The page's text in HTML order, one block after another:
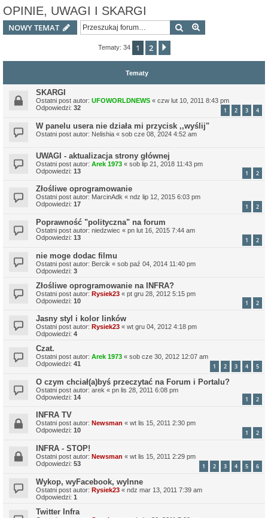
OPINIE, UWAGI I SKARGI
NOWY TEMAT Szukaj
Tematy: 34 1 2
Tematy
SKARGI
Ostatni post autor: UFOWORLDNEWS « czw lut 10, 2011 8:43 pm
Odpowiedzi: 32 1 2 3 4
W panelu usera nie działa mi przycisk ,,wyślij"
Ostatni post autor: Nelishia « sob cze 08, 2024 4:52 am
UWAGI - aktualizacja strony głównej
Ostatni post autor: Arek 1973 « sob lip 21, 2018 11:43 pm
Odpowiedzi: 13 1 2
Złośliwe oprogramowanie
Ostatni post autor: MarcinAdk « ndz lip 12, 2015 6:03 pm
Odpowiedzi: 17 1 2
Poprawność "polityczna" na forum
Ostatni post autor: niedzwiec « pn lut 16, 2015 7:44 am
Odpowiedzi: 13 1 2
nie moge dodac filmu
Ostatni post autor: Bercik « sob paź 04, 2014 11:40 pm
Odpowiedzi: 3
Złośliwe oprogramowanie na INFRA?
Ostatni post autor: Rysiek23 « pt gru 28, 2012 5:15 pm
Odpowiedzi: 10 1 2
Jasny styl i kolor linków
Ostatni post autor: Rysiek23 « wt gru 04, 2012 4:18 pm
Odpowiedzi: 4
Czat.
Ostatni post autor: Arek 1973 « sob cze 30, 2012 12:07 am
Odpowiedzi: 41 1 2 3 4 5
O czym chciał(a)byś przeczytać na Forum i Portalu?
Ostatni post autor: arek « pn lis 28, 2011 6:08 pm
Odpowiedzi: 14 1 2
INFRA TV
Ostatni post autor: Newsman « wt lis 15, 2011 2:30 pm
Odpowiedzi: 10 1 2
INFRA - STOP!
Ostatni post autor: Newsman « wt lis 15, 2011 2:29 pm
Odpowiedzi: 53 1 2 3 4 5 6
Wykop, wyFacebook, wyInne
Ostatni post autor: Rysiek23 « ndz mar 13, 2011 7:39 am
Odpowiedzi: 1
Twitter Infra